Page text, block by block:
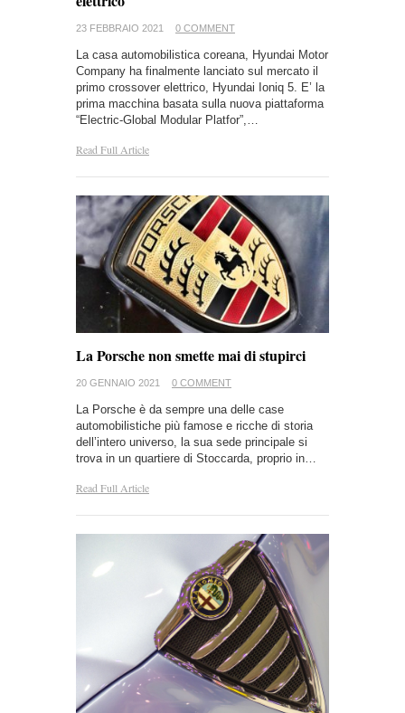
23 FEBBRAIO 2021 0 COMMENT
La casa automobilistica coreana, Hyundai Motor
Company ha finalmente lanciato sul mercato il
primo crossover elettrico, Hyundai Ioniq 5. E’ la
prima macchina basata sulla nuova piattaforma
“Electric-Global Modular Platfor”,…
Read Full Article
La Porsche non smette mai di stupirci
20 GENNAIO 2021 0 COMMENT
La Porsche è da sempre una delle case
automobilistiche più famose e ricche di storia
dell’intero universo, la sua sede principale si
trova in un quartiere di Stoccarda, proprio in…
Read Full Article